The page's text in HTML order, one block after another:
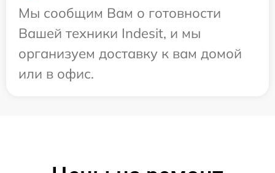
Мы сообщим Вам о готовности
Вашей техники Indesit, и мы
организуем доставку к вам домой
или в офис.